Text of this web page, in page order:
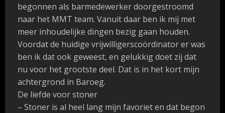
begonnen als barmedewerker doorgestroomd
naar het MMT team. Vanuit daar ben ik mij met
meer inhoudelijke dingen bezig gaan houden.
Voordat de huidige vrijwilligerscoördinator er was
ben ik dat ook geweest, en gelukkig doet zij dat
nu voor het grootste deel. Dat is in het kort mijn
achtergrond in Baroeg.
De liefde voor stoner
– Stoner is al heel lang mijn favoriet en dat begon